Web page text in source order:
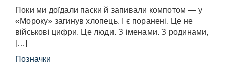
Поки ми доїдали паски й запивали компотом — у
«Мороку» загинув хлопець. І є поранені. Це не
військові цифри. Це люди. З іменами. З родинами,
[…]
Позначки